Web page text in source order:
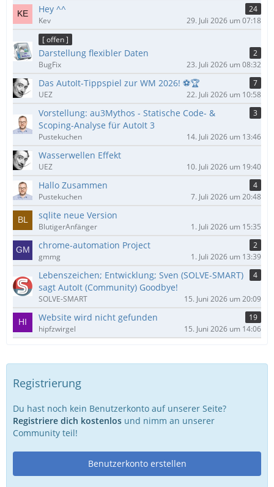
Hey ^^
24
Kev
29. Juli 2026 um 07:18
[ offen ]
Darstellung flexibler Daten
2
BugFix
23. Juli 2026 um 08:32
Das AutoIt-Tippspiel zur WM 2026! ⚽🏆
7
UEZ
22. Juli 2026 um 10:58
Vorstellung: au3Mythos - Statische Code- &
Scoping-Analyse für AutoIt 3
3
Pustekuchen 14. Juli 2026 um 13:46
Wasserwellen Effekt
UEZ 10. Juli 2026 um 19:40
Hallo Zusammen
4
Pustekuchen
7. Juli 2026 um 20:48
sqlite neue Version
BlutigerAnfänger 1. Juli 2026 um 15:35
chrome-automation Project
2
gmmg
1. Juli 2026 um 13:39
Lebenszeichen; Entwicklung; Sven (SOLVE-SMART)
sagt AutoIt (Community) Goodbye!
4
SOLVE-SMART 15. Juni 2026 um 20:09
Website wird nicht gefunden
19
hipfzwirgel
15. Juni 2026 um 14:06
Registrierung
Du hast noch kein Benutzerkonto auf unserer Seite?
Registriere dich kostenlos und nimm an unserer
Community teil!
Benutzerkonto erstellen